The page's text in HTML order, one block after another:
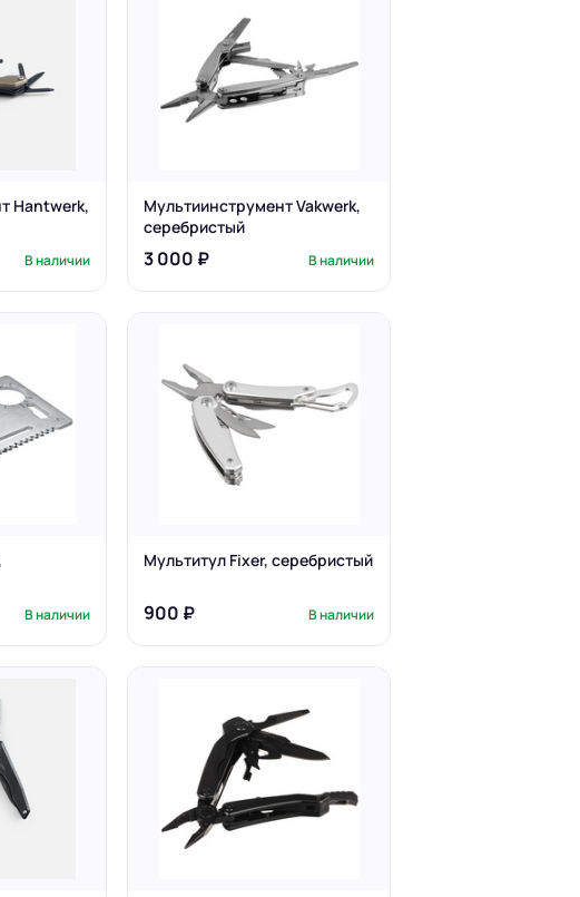
Hantwerk,
В наличии
Мультиинструмент Vakwerk,
серебристый
3 000 ₽ В наличии
В наличии
Мультитул Fixer, серебристый
900 ₽ В наличии